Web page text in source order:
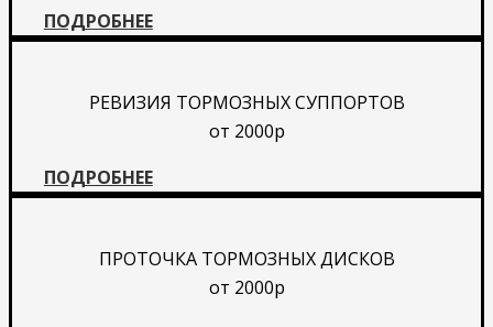
ПОДРОБНЕЕ
РЕВИЗИЯ ТОРМОЗНЫХ СУППОРТОВ
от 2000р
ПОДРОБНЕЕ
ПРОТОЧКА ТОРМОЗНЫХ ДИСКОВ
от 2000р